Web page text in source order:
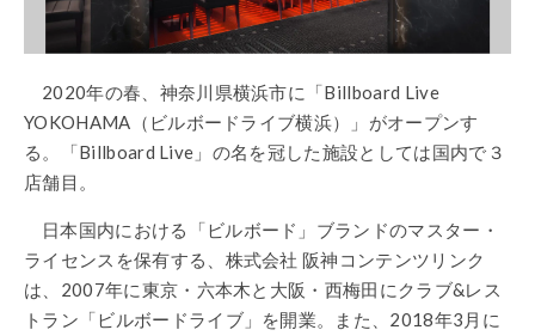
2020年の春、神奈川県横浜市に「Billboard Live
YOKOHAMA（ビルボードライブ横浜）」がオープンす
る。「Billboard Live」の名を冠した施設としては国内で３
店舗目。
日本国内における「ビルボード」ブランドのマスター・
ライセンスを保有する、株式会社 阪神コンテンツリンク
は、2007年に東京・六本木と大阪・西梅田にクラブ&レス
トラン「ビルボードライブ」を開業。また、2018年3月に